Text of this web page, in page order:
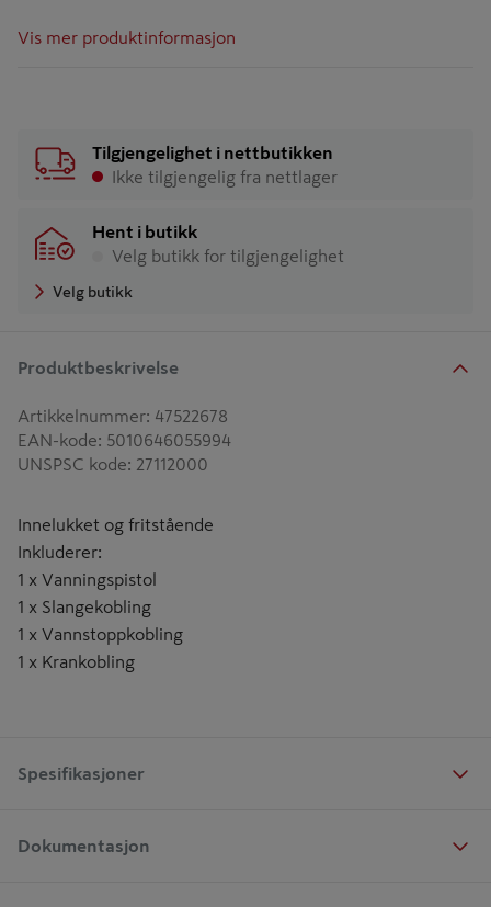
Vis mer produktinformasjon
Tilgjengelighet i nettbutikken
Ikke tilgjengelig fra nettlager
Hent i butikk
Velg butikk for tilgjengelighet
Velg butikk
Produktbeskrivelse
Artikkelnummer: 47522678
EAN-kode: 5010646055994
UNSPSC kode: 27112000
Innelukket og fritstående
Inkluderer:
1 x Vanningspistol
1 x Slangekobling
1 x Vannstoppkobling
1 x Krankobling
Spesifikasjoner
Dokumentasjon